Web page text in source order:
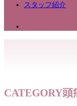
スタッフ紹介
CATEGORY頭